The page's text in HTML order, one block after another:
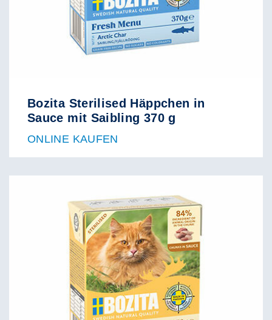
Bozita Sterilised Häppchen in
Sauce mit Saibling 370 g
ONLINE KAUFEN